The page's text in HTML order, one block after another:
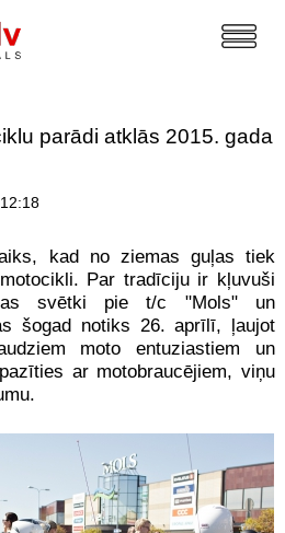
parādi atklās 2015. gada
kad no ziemas guļas tiek
Par tradīciju ir kļuvuši
svētki pie t/c "Mols" un
šogad notiks 26. aprīlī, ļaujot
moto entuziastiem un
ar motobraucējiem, viņu